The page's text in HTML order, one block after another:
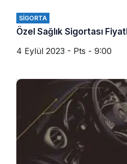
SIGORTA
Özel Sağlık Sigortası
4 Eylül 2023 - Pts - 9:00